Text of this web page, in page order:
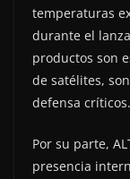
temperaturas
durante el
productos son
de satélites,
defensa críticos.
Por su parte,
presencia